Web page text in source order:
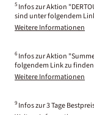
5 Infos zur Aktion
sind unter folgendem
Weitere Informationen
6 Infos zur Aktion
folgendem Link zu
Weitere Informationen
9 Infos zur 3 Tage